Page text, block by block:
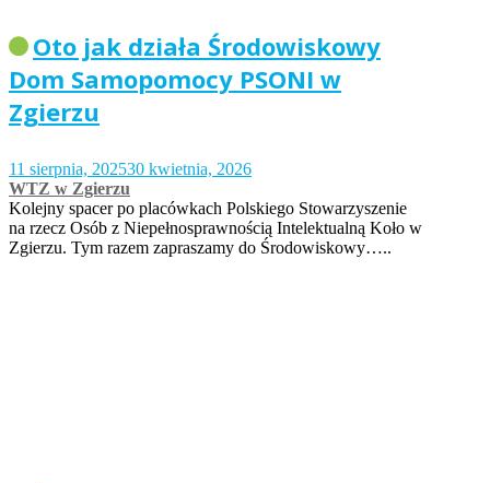
Oto jak działa Środowiskowy
Dom Samopomocy PSONI w
Zgierzu
11 sierpnia, 202530 kwietnia, 2026
WTZ w Zgierzu
Kolejny spacer po placówkach Polskiego Stowarzyszenie
na rzecz Osób z Niepełnosprawnością Intelektualną Koło w
Zgierzu. Tym razem zapraszamy do Środowiskowy…..